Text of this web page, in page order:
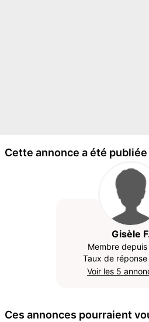
Cette annonce a été publiée
Gisèle
Membre depuis
Taux de réponse
Voir les 5
Ces annonces pourraient